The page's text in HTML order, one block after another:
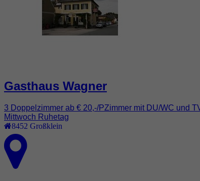
Gasthaus Wagner
3 Doppelzimmer ab € 20,-/PZimmer mit DU/WC und
Mittwoch Ruhetag
8452 Großklein